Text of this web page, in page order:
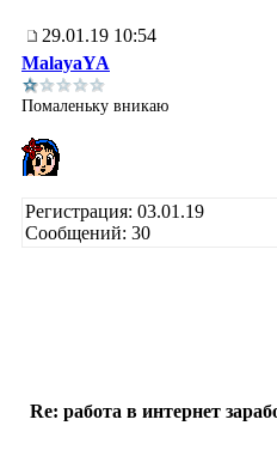
29.01.19 10:54
MalayaYA
Помаленьку вникаю
Регистрация: 03.01.19
Сообщений: 30
Re: работа в интернет